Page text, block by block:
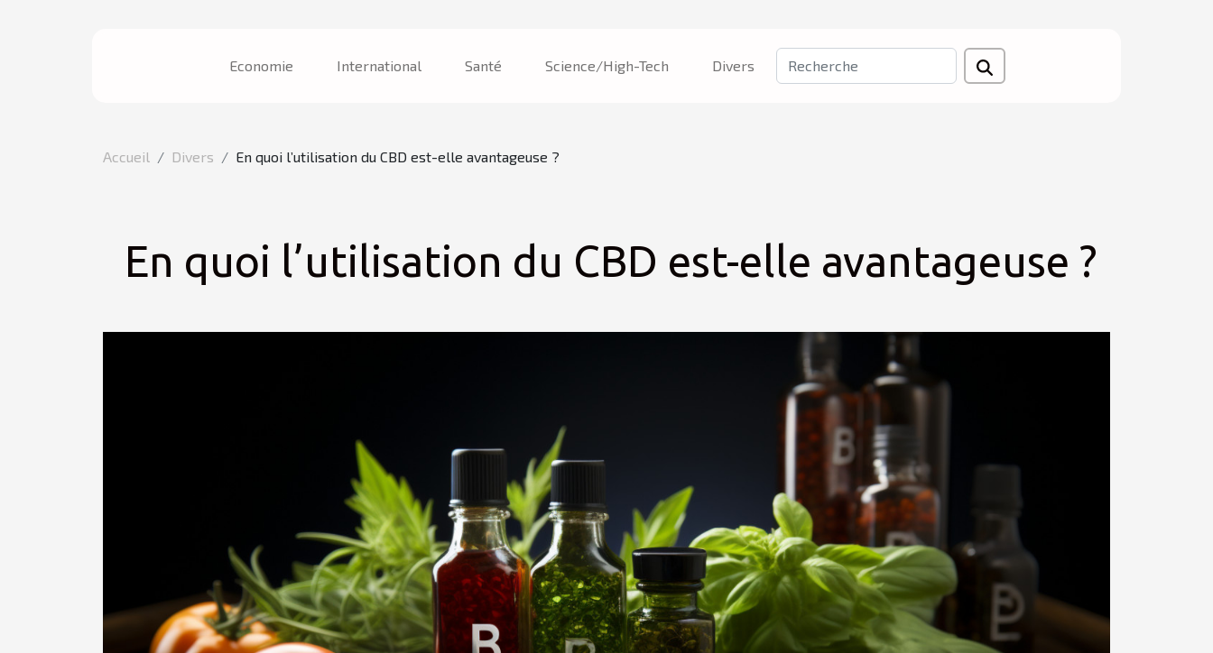
Economie International Santé Science/High-Tech Divers
Accueil Divers En quoi l’utilisation du CBD est-elle avantageuse ?
En quoi l’utilisation du CBD est-elle avantageuse ?